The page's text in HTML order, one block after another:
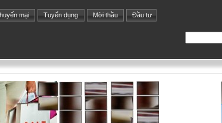
mại Tuyển dụng Mời thầu Đầu tư